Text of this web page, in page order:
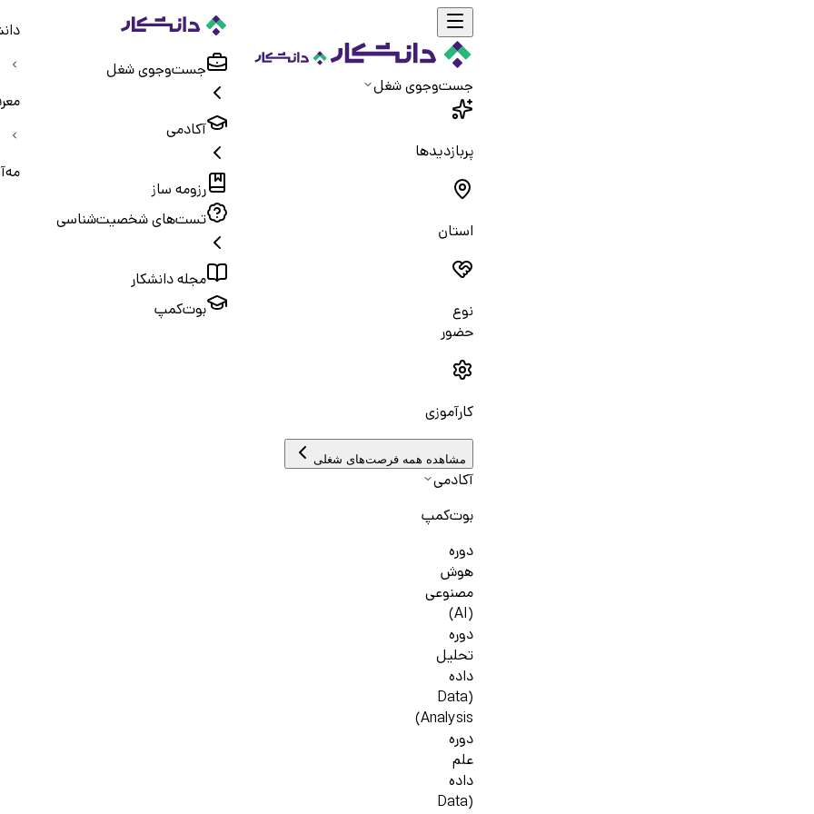
جست‌و‌جوی شغل
پربازدیدها
استان
نوع
حضور
کارآموزی
مشاهده همه فرصت‌های شغلی
آکادمی
بوت‌کمپ
دوره
هوش
مصنوعی
(AI)
دوره
تحلیل
داده
(Data
Analysis)
دوره
علم
داده
(Data
جست‌و‌جوی شغل
آکادمی
رزومه ساز
تست‌های شخصیت‌شناسی
مجله دانشکار
بوت‌کمپ